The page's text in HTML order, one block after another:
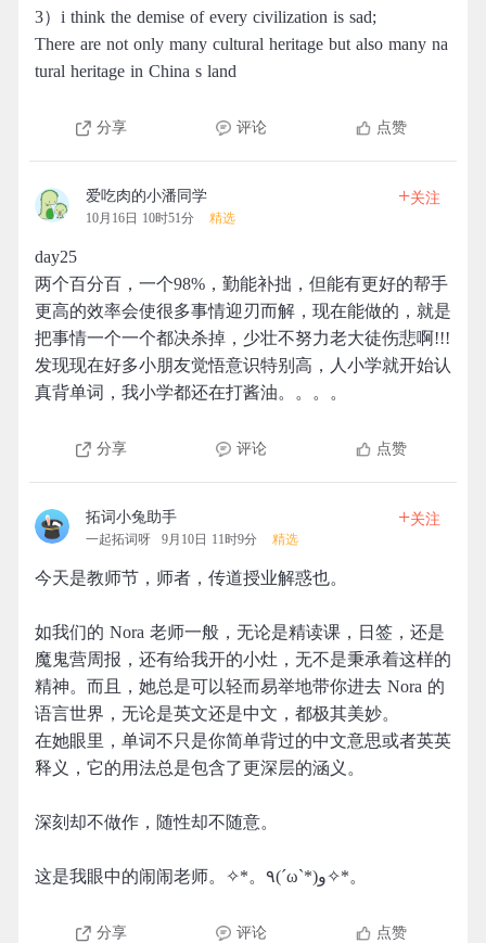
3）i think the demise of every civilization is sad;
There are not only many cultural heritage but also many na
tural heritage in China s land
分享 评论 点赞
爱吃肉的小潘同学
10月16日 10时51分 精选
+关注
day25
两个百分百，一个98%，勤能补拙，但能有更好的帮手
更高的效率会使很多事情迎刃而解，现在能做的，就是
把事情一个一个都决杀掉，少壮不努力老大徒伤悲啊!!!
发现现在好多小朋友觉悟意识特别高，人小学就开始认
真背单词，我小学都还在打酱油。。。。
分享 评论 点赞
拓词小兔助手
一起拓词呀 9月10日 11时9分 精选
+关注
今天是教师节，师者，传道授业解惑也。
如我们的 Nora 老师一般，无论是精读课，日签，还是
魔鬼营周报，还有给我开的小灶，无不是秉承着这样的
精神。而且，她总是可以轻而易举地带你进去 Nora 的
语言世界，无论是英文还是中文，都极其美妙。
在她眼里，单词不只是你简单背过的中文意思或者英英
释义，它的用法总是包含了更深层的涵义。
深刻却不做作，随性却不随意。
这是我眼中的闹闹老师。✧*。٩(ˊωˋ*)و✧*。
分享 评论 点赞